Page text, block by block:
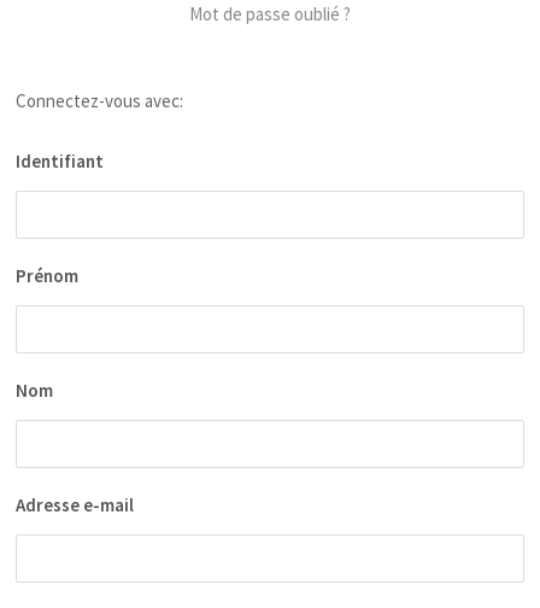
Mot de passe oublié ?
Connectez-vous avec:
Identifiant
Prénom
Nom
Adresse e-mail